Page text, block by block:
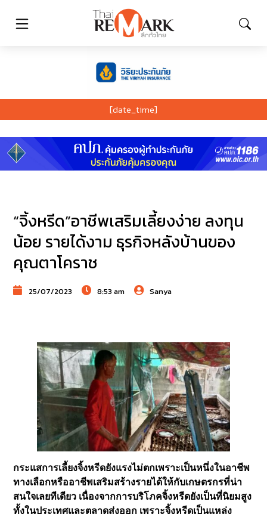
[date_time]
“จิ้งหรีด”อาชีพเสริมเลี้ยงง่าย ลงทุน
น้อย รายได้งาม ธุรกิจหลังบ้านของ
คุณตาโคราช
25/07/2023 8:53 am Sanya
กระแสการเลี้ยงจิ้งหรีดยังแรงไม่ตกเพราะเป็นหนึ่งในอาชีพ
ทางเลือกหรืออาชีพเสริมสร้างรายได้ให้กับเกษตรกรที่น่า
สนใจเลยทีเดียว เนื่องจากการบริโภคจิ้งหรีดยังเป็นที่นิยมสูง
ทั้งในประเทศและตลาดส่งออก เพราะจิ้งหรีดเป็นแหล่ง